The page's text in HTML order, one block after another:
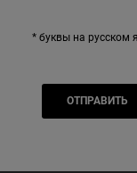
* буквы на русском